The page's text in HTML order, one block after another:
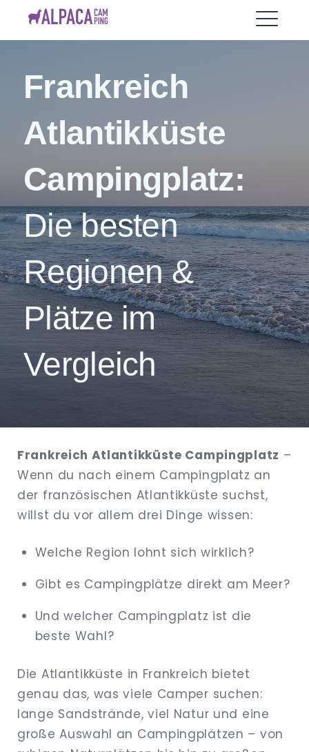
AlpacaCamping
EXPAND
Frankreich
Atlantikküste
Campingplatz:
Die besten
Regionen &
Plätze im
Vergleich
Frankreich Atlantikküste Campingplatz –
Wenn du nach einem Campingplatz an
der französischen Atlantikküste suchst,
willst du vor allem drei Dinge wissen:
Welche Region lohnt sich wirklich?
Gibt es Campingplätze direkt am Meer?
Und welcher Campingplatz ist die
beste Wahl?
Die Atlantikküste in Frankreich bietet
genau das, was viele Camper suchen:
lange Sandstrände, viel Natur und eine
große Auswahl an Campingplätzen – von